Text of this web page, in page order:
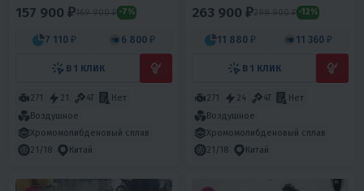
157 900 ₽169 900 ₽ -7%
7 110 ₽ 6 800 ₽
В 1 КЛИК
271 21 4T
Нет
Воздушное
Хромомолибденовый сплав
21/18
Китай
263 900 ₽299 900 ₽ -12%
11 880 ₽ 11 360 ₽
В 1 КЛИК
271 24 4T
Нет
Воздушное
Хромомолибденовый сплав
21/18
Китай